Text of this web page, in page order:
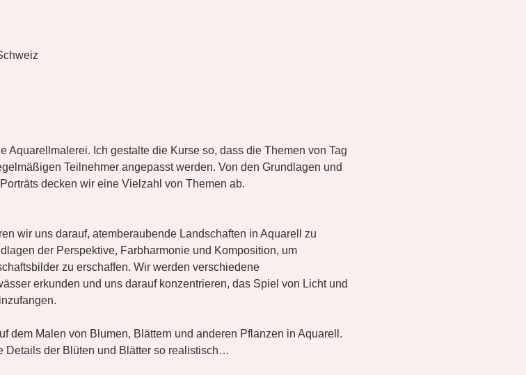
Aquarellmalerei. Ich gestalte die Kurse so, dass die Themen von Tag
Teilnehmer angepasst werden. Von den Grundlagen und
decken wir eine Vielzahl von Themen ab.
wir uns darauf, atemberaubende Landschaften in Aquarell zu
der Perspektive, Farbharmonie und Komposition, um
zu erschaffen. Wir werden verschiedene
erkunden und uns darauf konzentrieren, das Spiel von Licht und
dem Malen von Blumen, Blättern und anderen Pflanzen in Aquarell.
Details der Blüten und Blätter so realistisch…